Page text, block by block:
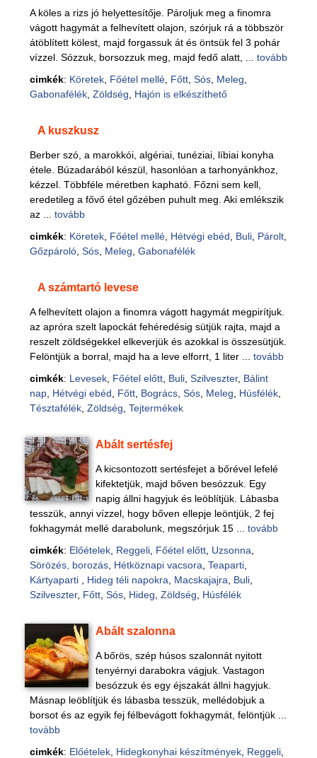
A köles a rizs jó helyettesítője. Pároljuk meg a finomra
vágott hagymát a felhevített olajon, szórjuk rá a többször
átöblített kölest, majd forgassuk át és öntsük fel 3 pohár
vízzel. Sózzuk, borsozzuk meg, majd fedő alatt, ... tovább
cimkék: Köretek, Főétel mellé, Főtt, Sós, Meleg
Gabonafélék, Zöldség Hajón is elkészíthető
A kuszkusz
Berber szó, a marokkói, algériai, tunéziai, líbiai konyha
étele. Búzadarából készül, hasonlóan a tarhonyánkhoz,
kézzel. Többféle méretben kapható. Főzni sem kell,
eredetileg a fővő étel gőzében puhult meg. Aki emlékszik
az ... tovább
cimkék: Köretek, Főétel mellé, Hétvégi ebéd Buli, Párolt,
Gőzpároló, Sós, Meleg Gabonafélék
A számtartó levese
A felhevített olajon a finomra vágott hagymát megpirítjuk.
az apróra szelt lapockát fehéredésig sütjük rajta, majd a
reszelt zöldségekkel elkeverjük és azokkal is összesütjük.
Felöntjük a borral, majd ha a leve elforrt, 1 liter ... tovább
cimkék: Levesek, Főétel előtt, Buli, Szilveszter, Bálint
nap, Hétvégi ebéd Főtt, Bogrács, Sós, Meleg Húsfélék,
Tésztafélék, Zöldség Tejtermékek
Abált sertésfej
A kicsontozott sertésfejet a bőrével lefelé
kifektetjük, majd bőven besózzuk. Egy
napig állni hagyjuk és leöblítjük. Lábasba
tesszük, annyi vízzel, hogy bőven ellepje leöntjük, 2 fej
fokhagymát mellé darabolunk, megszórjuk 15 ... tovább
cimkék: Előételek, Reggeli, Főétel előtt, Uzsonna
Sörözés, borozás, Hétköznapi vacsora Teaparti,
Kártyaparti
Hideg téli napokra Macskajajra Buli,
Szilveszter, Főtt, Sós, Hideg Zöldség Húsfélék
Abált szalonna
A bőrös, szép húsos szalonnát nyitott
tenyérnyi darabokra vágjuk. Vastagon
besózzuk és egy éjszakát állni hagyjuk.
Másnap leöblítjük és lábasba tesszük, mellédobjuk a
borsot és az egyik fej félbevágott fokhagymát, felöntjük ...
tovább
cimkék: Előételek, Hidegkonyhai készítmények, Reggeli,